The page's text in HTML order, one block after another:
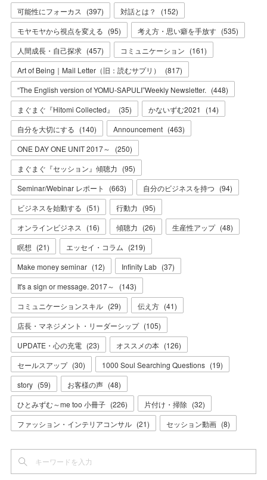
可能性にフォーカス
(397) 対話とは？ (152)
モヤモヤから視点を変える (95) 考え方・思い癖を手放す (535)
人間成長・自己探求 (457) コミュニケーション (161)
Art of Being｜Mail Letter（旧：読むサプリ）
(817)
“The English version of YOMU-SAPULI”Weekly Newsletter. (448)
まぐまぐ『Hitomi Collected』
(35) かないずむ2021 (14)
自分を大切にする (140) Announcement (463)
ONE DAY ONE UNIT 2017～
(250)
まぐまぐ『セッション』傾聴力 (95)
Seminar/Webinar レポート
(663) 自分のビジネスを持つ (94)
ビジネスを始動する (51) 行動力 (95)
オンラインビジネス
(16) 傾聴力 (26) 生産性アップ (48)
瞑想 (21) エッセイ・コラム (219)
Make money seminar (12) Infinity Lab (37)
It's a sign or message. 2017～
(143)
コミュニケーションスキル (29) 伝え方 (41)
店長・マネジメント・リーダーシップ (105)
UPDATE・心の充電 (23) オススメの本 (126)
セールスアップ (30) 1000 Soul Searching Questions (19)
story (59) お客様の声 (48)
ひとみずむ～me too 小冊子 (226) 片付け・掃除 (32)
ファッション・インテリアコンサル (21) セッション動画 (8)